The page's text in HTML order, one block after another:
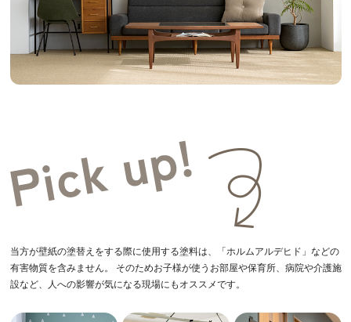
当方が壁紙の塗替えをする際に使用する塗料は、「ホルムアルデヒド」などの
有害物質を含みません。 そのためお子様が使うお部屋や保育所、病院や介護施
設など、人への影響が気になる現場にもオススメです。